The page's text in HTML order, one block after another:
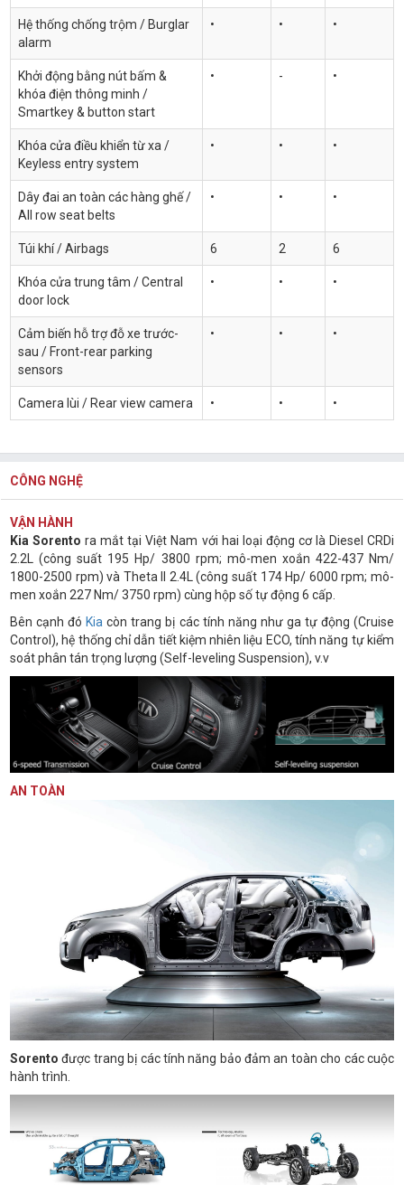
Hệ thống chống trộm / Burglar
alarm
• • •
Khởi động bằng nút bấm &
khóa điện thông minh /
Smartkey & button start
• - •
Khóa cửa điều khiển từ xa /
Keyless entry system
• • •
Dây đai an toàn các hàng ghế /
All row seat belts
• • •
Túi khí / Airbags 6 2 6
Khóa cửa trung tâm / Central
door lock
• • •
Cảm biến hỗ trợ đỗ xe trước-
sau / Front-rear parking
sensors
• • •
Camera lùi / Rear view camera • • •
CÔNG NGHỆ
VẬN HÀNH
Kia Sorento ra mắt tại Việt Nam với hai loại động cơ là Diesel CRDi
2.2L (công suất 195 Hp/ 3800 rpm; mô-men xoắn 422-437 Nm/
1800-2500 rpm) và Theta II 2.4L (công suất 174 Hp/ 6000 rpm; mô-
men xoắn 227 Nm/ 3750 rpm) cùng hộp số tự động 6 cấp.
Bên cạnh đó Kia còn trang bị các tính năng như ga tự động (Cruise
Control), hệ thống chỉ dẫn tiết kiệm nhiên liệu ECO, tính năng tự kiểm
soát phân tán trọng lượng (Self-leveling Suspension), v.v
AN TOÀN
Sorento được trang bị các tính năng bảo đảm an toàn cho các cuộc
hành trình.